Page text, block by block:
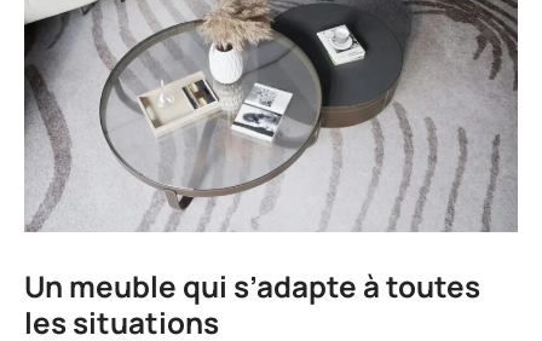
Un meuble qui s’adapte à toutes
les situations